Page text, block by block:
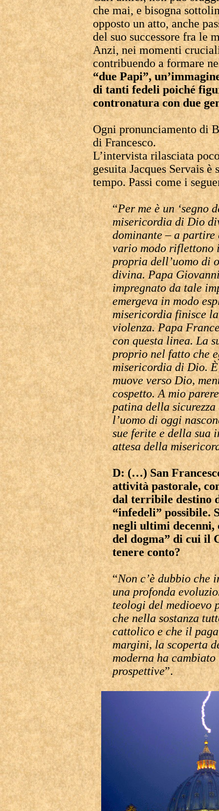
che mai, e bisogna
opposto un atto, anche
del suo successore fra le
Anzi, nei momenti
contribuendo a formare
“due Papi”,
di tanti fedeli poiché
contronatura con due
Ogni pronunciamento di
di Francesco.
L’intervista rilasciata
gesuita Jacques Servais
tempo. Passi come i
“Per me è un ‘segno
misericordia di Dio
dominante – a
vario modo riflettono
propria dell’uomo di
divina. Papa
impregnato da tale
emergeva in modo
misericordia finisce
violenza. Papa
con questa linea. La
proprio nel fatto che
misericordia di Dio.
muove verso Dio,
cospetto. A mio
patina della
l’uomo di oggi
sue ferite e della sua
attesa della
D: (…) San
attività pastorale,
dal terribile destino
“infedeli” possibile.
negli ultimi decenni,
del dogma” di cui il
tenere conto?
“Non c’è dubbio che
una profonda
teologi del medioevo
che nella sostanza
cattolico e che il
margini, la scoperta
moderna ha
prospettive”.